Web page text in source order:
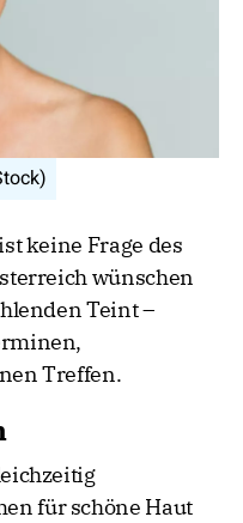
keine Frage des
wünschen
Teint –
Treffen.
für schöne Haut